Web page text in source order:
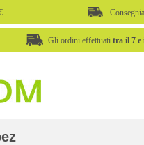
Gli ordini effettuati tra il 7 e